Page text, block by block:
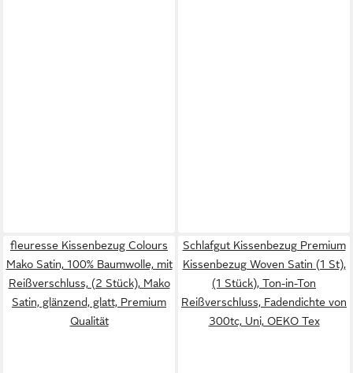
fleuresse Kissenbezug Colours
Mako Satin, 100% Baumwolle, mit
Reißverschluss, (2 Stück), Mako
Satin, glänzend, glatt, Premium
Qualität
Schlafgut Kissenbezug Premium
Kissenbezug Woven Satin (1 St),
(1 Stück), Ton-in-Ton
Reißverschluss, Fadendichte von
300tc, Uni, OEKO Tex